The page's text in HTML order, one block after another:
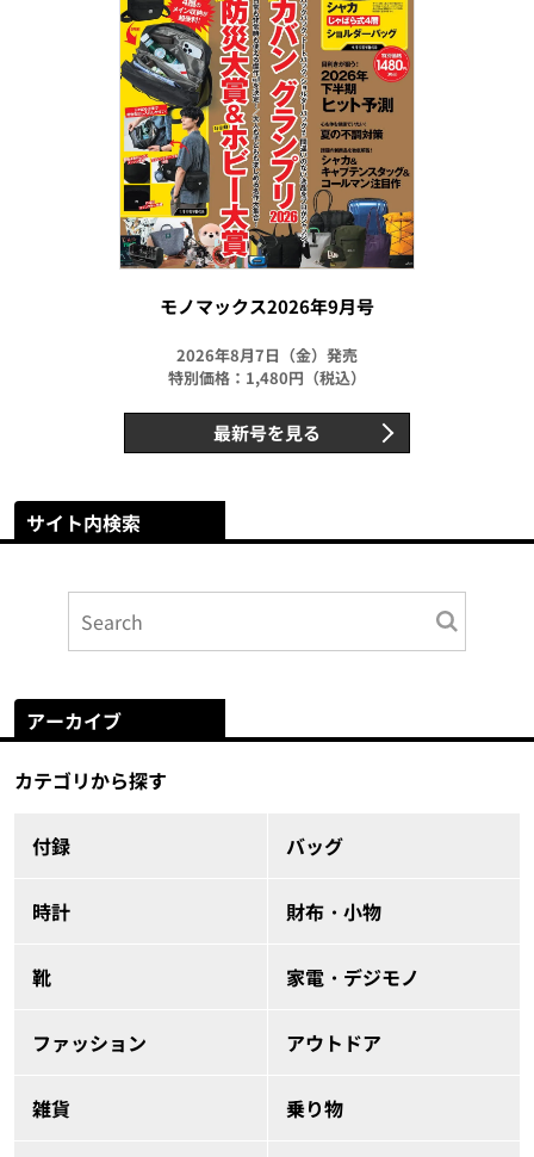
モノマックス2026年9月号
2026年8月7日（金）発売
特別価格：1,480円（税込）
最新号を見る
サイト内検索
アーカイブ
カテゴリから探す
付録 バッグ
時計 財布・小物
靴 家電・デジモノ
ファッション アウトドア
雑貨 乗り物